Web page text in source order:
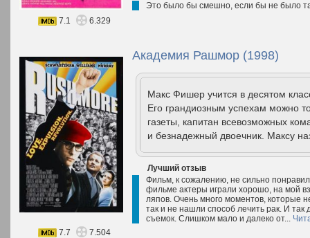
Это было бы смешно, если бы не было
7.1
6.329
Академия Рашмор (1998)
Макс Фишер учится в десятом
Его грандиозным успехам можно
газеты, капитан всевозможных
и безнадежный двоечник. Максу
Лучший отзыв
Фильм, к сожалению, не сильно
фильме актеры играли хорошо, на мой
ляпов. Очень много моментов, которые
так и не нашли способ лечить рак. И
съемок. Слишком мало и далеко от...
7.7
7.504